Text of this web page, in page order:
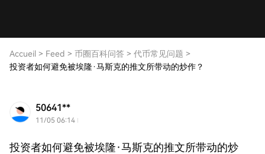
Accueil > Feed > 币圈百科问答 > 代币常见问题 >
投资者如何避免被埃隆·马斯克的推文所带动的炒作？
50641**
11/05 06:14
投资者如何避免被埃隆·马斯克的推文所带动的炒